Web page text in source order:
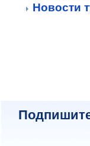
Новости